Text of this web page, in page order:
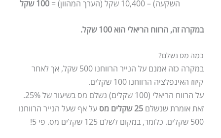
השקעה) – 10,400 שקל (הערך המהוון) =
100 שקל
במקרה זה, הרווח הריאלי הוא 100 שקל.
כמה מס נשלם?
במקרה כזה אמנם על הנייר הרווחנו 500 שקל, אך לאחר
קיזוז האינפלציה הרווחנו 100 שקלים.
על הרווח הריאלי (100 שקלים) נשלם מס בשיעור של 25%.
זאת אומרת שנשלם 25 שקלים מס
על אף שעל הנייר הרווחנו
500 שקלים. כלומר, במקום לשלם 125 שקלים מס. פי 5!